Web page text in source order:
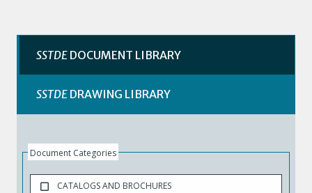
SSTDEDOCUMENT LIBRARY
SSTDEDRAWING LIBRARY
Document Categories
CATALOGS AND BROCHURES